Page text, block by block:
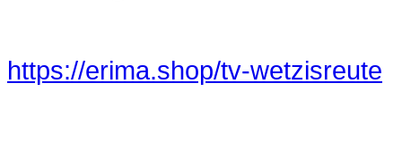
https://erima.shop/tv-wetzisreute